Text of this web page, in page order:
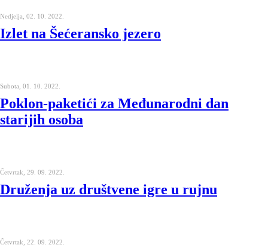
Nedjelja, 02. 10. 2022.
Izlet na Šećeransko jezero
Subota, 01. 10. 2022.
Poklon-paketići za Međunarodni dan
starijih osoba
Četvrtak, 29. 09. 2022.
Druženja uz društvene igre u rujnu
Četvrtak, 22. 09. 2022.